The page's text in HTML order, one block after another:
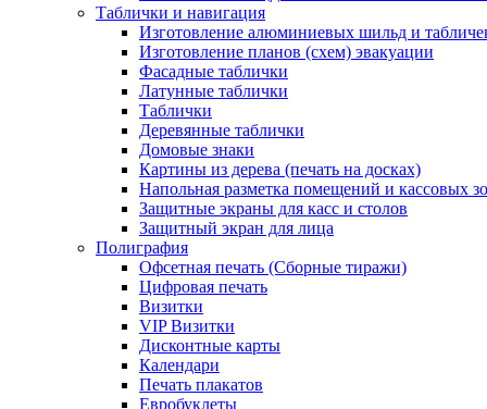
Таблички и навигация
Изготовление алюминиевых шильд и
Изготовление планов (схем) эвакуации
Фасадные таблички
Латунные таблички
Таблички
Деревянные таблички
Домовые знаки
Картины из дерева (печать на досках)
Напольная разметка помещений и кассовых
Защитные экраны для касс и столов
Защитный экран для лица
Полиграфия
Офсетная печать (Сборные тиражи)
Цифровая печать
Визитки
VIP Визитки
Дисконтные карты
Календари
Печать плакатов
Евробуклеты